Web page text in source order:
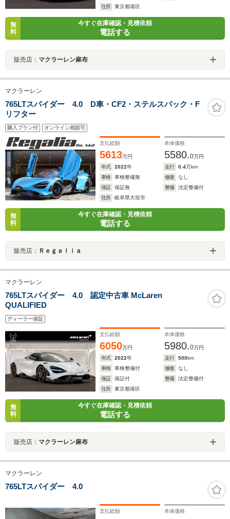
住所
東京都港区
無
料
今すぐ在庫確認・見積依頼
電話する
販売店： マクラーレン麻布
マクラーレン
765LTスパイダー 4.0 D車・CF2・ステルスパック・F
リフター
購入プラン付 オンライン相談可
支払総額
5613万円
本体価格
5580.0万円
年式
2022年 走行 0.4万km
車検
車検整備無 修復
なし
保証
保証無 整備
法定整備付
住所
岐阜県大垣市
無
料
今すぐ在庫確認・見積依頼
電話する
販売店： Ｒｅｇａｌｉａ
マクラーレン
765LTスパイダー 4.0 認定中古車 McLaren
QUALIFIED
ディーラー保証
支払総額
6050万円
本体価格
5980.0万円
年式
2022年 走行 500km
車検
車検整備付 修復
なし
保証
保証付 整備
法定整備付
住所
東京都港区
無
料
今すぐ在庫確認・見積依頼
電話する
販売店： マクラーレン麻布
マクラーレン
765LTスパイダー 4.0
支払総額 本体価格